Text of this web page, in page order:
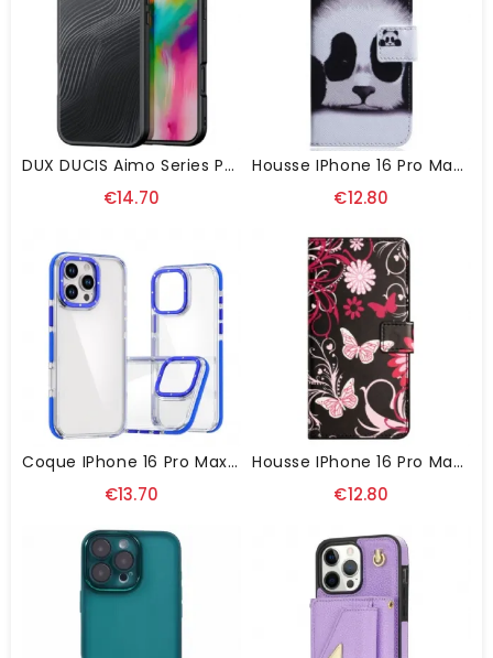
DUX DUCIS Aimo Series Pour IPhone 16 Pro Max Aimo Series DUX DUCIS
€14.70
Housse IPhone 16 Pro Max Panda
€12.80
Coque IPhone 16 Pro Max Anti-Chute
€13.70
Housse IPhone 16 Pro Max Papillons Sur Fond Noir
€12.80